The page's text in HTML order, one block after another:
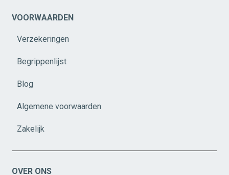
VOORWAARDEN
Verzekeringen
Begrippenlijst
Blog
Algemene voorwaarden
Zakelijk
OVER ONS